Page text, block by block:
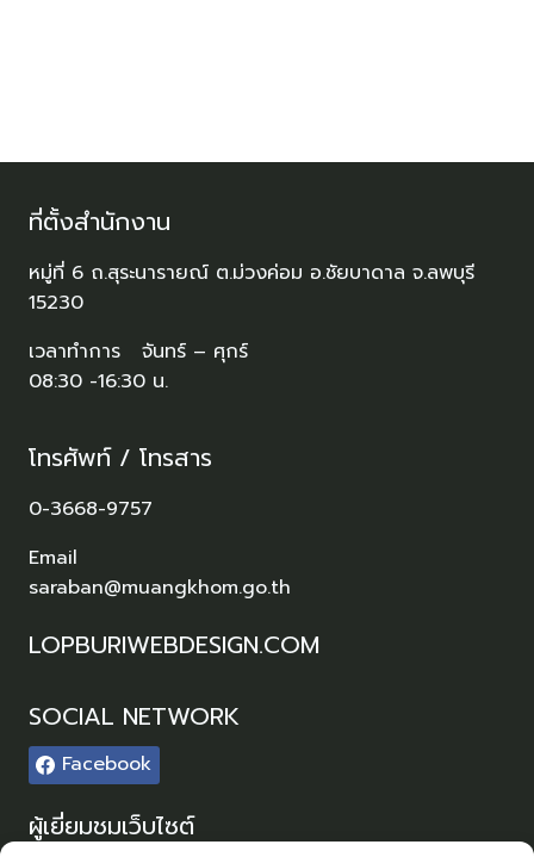
ที่ตั้งสำนักงาน
หมู่ที่ 6 ถ.สุระนารายณ์ ต.ม่วงค่อม อ.ชัยบาดาล จ.ลพบุรี
15230
เวลาทำการ จันทร์ – ศุกร์
08:30 -16:30 น.
โทรศัพท์ / โทรสาร
0-3668-9757
Email
saraban@muangkhom.go.th
LOPBURIWEBDESIGN.COM
SOCIAL NETWORK
Facebook
ผู้เยี่ยมชมเว็บไซต์